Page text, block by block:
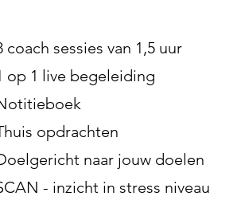
coach sessies van 1,5 uur
op 1 live begeleiding
opdrachten
naar jouw doelen
- inzicht in stress niveau